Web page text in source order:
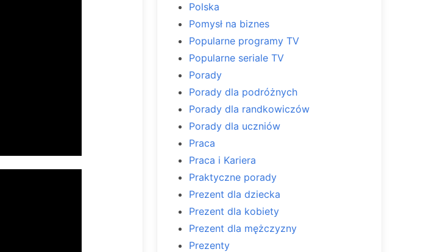
Polska
Pomysł na biznes
Popularne programy TV
Popularne seriale TV
Porady
Porady dla podróżnych
Porady dla randkowiczów
Porady dla uczniów
Praca
Praca i Kariera
Praktyczne porady
Prezent dla dziecka
Prezent dla kobiety
Prezent dla mężczyzny
Prezenty